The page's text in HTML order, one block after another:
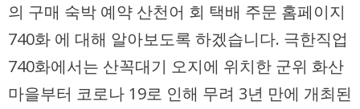
의 구매 숙박 예약 산천어 회 택배 주문 홈페이지
740화 에 대해 알아보도록 하겠습니다. 극한직업
740화에서는 산꼭대기 오지에 위치한 군위 화산
마을부터 코로나 19로 인해 무려 3년 만에 개최된